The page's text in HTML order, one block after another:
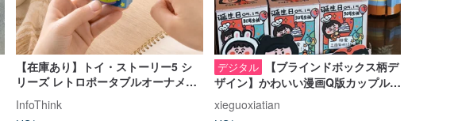
【在庫あり】トイ・ストーリー5 シ
リーズ レトロポータブルオーナメン
InfoThink
デジタル
【ブラインドボックス柄デ
ザイン】かわいい漫画Q版カップルイ
ラスト | 結婚記念日・誕生日プレゼ
ントカスタマイズ |
xieguoxiatian